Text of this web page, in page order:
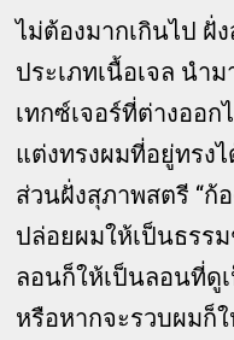
ไม่ต้องมากเกินไป
ประเภทเนื้อเจล นำ
เทกซ์เจอร์ที่ต่างออ
แต่งทรงผมที่อยู่ทรง
ส่วนฝั่งสุภาพสตรี “ก้
ปล่อยผมให้เป็นธรร
ลอนก็ให้เป็นลอนที่ดู
หรือหากจะรวบผมก็